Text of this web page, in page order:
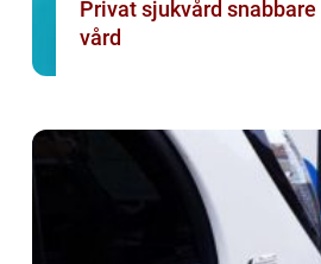
Privat sjukvård snabbare vägar till rätt
vård